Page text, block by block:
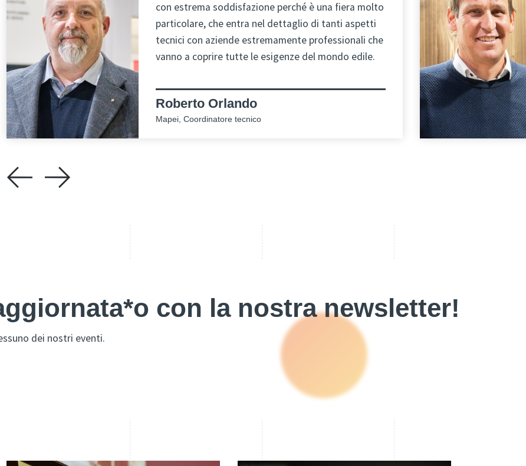
con estrema soddisfazione perché è una fiera molto
particolare, che entra nel dettaglio di tanti aspetti
tecnici con aziende estremamente professionali che
vanno a coprire tutte le esigenze del mondo edile.
Roberto Orlando
Mapei, Coordinatore tecnico
con la nostra newsletter!
dei nostri eventi.